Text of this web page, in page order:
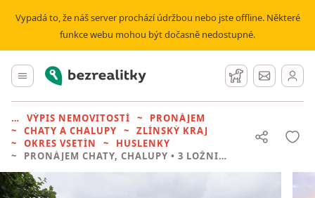
Vypadá to, že náš server prochází údržbou nebo jste offline. Některé
funkce webu mohou být dočasně nedostupné.
Hlavní menu
Bezrealitky Hlídací pes
Zprávy
VÝPIS NEMOVITOSTÍ
PRONÁJEM
CHATY A CHALUPY
ZLÍNSKÝ KRAJ
OKRES VSETÍN
HUSLENKY
PRONÁJEM CHATY, CHALUPY • 3 LOŽNICE BEZ REALITKY